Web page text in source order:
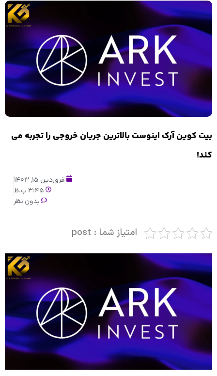
بیت کوین آرک اینوست بالاترین جریان خروجی را تجربه می
کند!
فروردین 15, 1403
3:45 ب.ظ
بدون نظر
امتیاز شما : post